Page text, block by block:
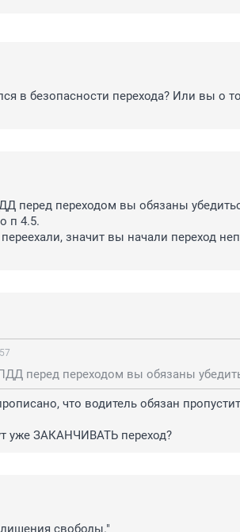
в безопасности перехода? Или вы о
перед переходом вы обязаны
п 4.5.
значит вы начали переход
что водитель обязан
уже ЗАКАНЧИВАТЬ переход?
свободы."